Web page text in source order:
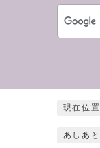
現在位置
あしあと